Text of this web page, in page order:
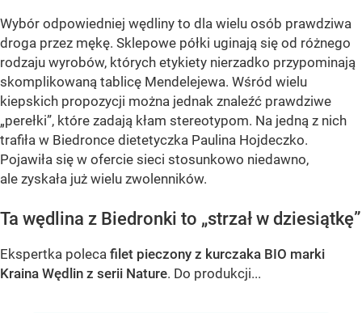
Wybór odpowiedniej wędliny to dla wielu osób prawdziwa
droga przez mękę. Sklepowe półki uginają się od różnego
rodzaju wyrobów, których etykiety nierzadko przypominają
skomplikowaną tablicę Mendelejewa. Wśród wielu
kiepskich propozycji można jednak znaleźć prawdziwe
„perełki”, które zadają kłam stereotypom. Na jedną z nich
trafiła w Biedronce dietetyczka Paulina Hojdeczko.
Pojawiła się w ofercie sieci stosunkowo niedawno,
ale zyskała już wielu zwolenników.
Ta wędlina z Biedronki to „strzał w dziesiątkę”
Ekspertka poleca filet pieczony z kurczaka BIO marki
Kraina Wędlin z serii Nature. Do produkcji...